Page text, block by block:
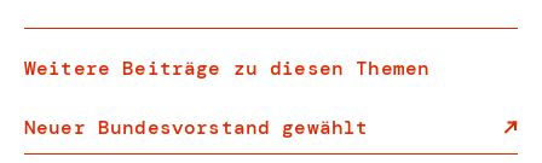
Weitere Beiträge zu diesen Themen
Neuer Bundesvorstand gewählt